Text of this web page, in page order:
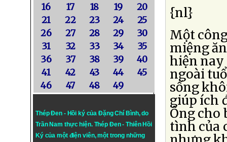
16
17 18 19
20
21
22 23 24
25
26
27 28 29
30
31
32 33 34
35
36
37 38 39
40
41
42 43 44
45
46
47 48 49
Thép Đen - Hồi ký của Đặng Chí Bình, do
Trần Nam thực hiện. Thép Đen- Thiên Hồi
Ký của một điện viên, một trong những
{nl}
Một
miệng
hiện nay
ngoài
sống
giúp ích
Ông cho
tình của